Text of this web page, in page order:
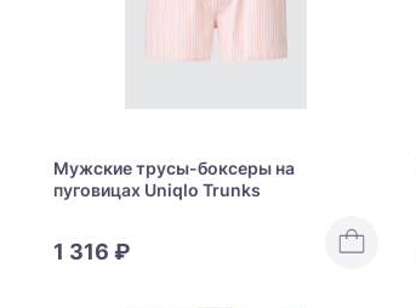
Мужские трусы-боксеры на
пуговицах Uniqlo Trunks
1 316 ₽